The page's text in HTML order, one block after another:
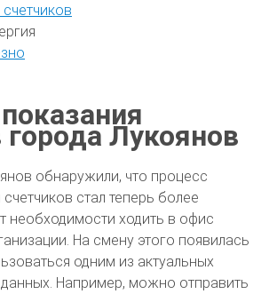
счетчиков
города Лукоянов
обнаружили, что процесс
стал теперь более
необходимости ходить в офис
На смену этого появилась
одним из актуальных
Например, можно отправить